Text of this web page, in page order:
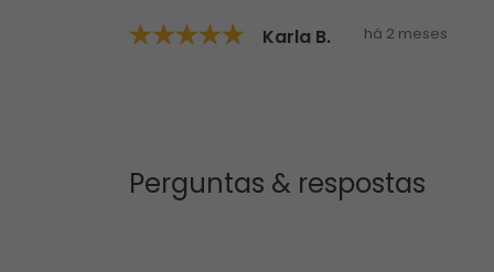
Karla B. há 2 meses
Perguntas & respostas